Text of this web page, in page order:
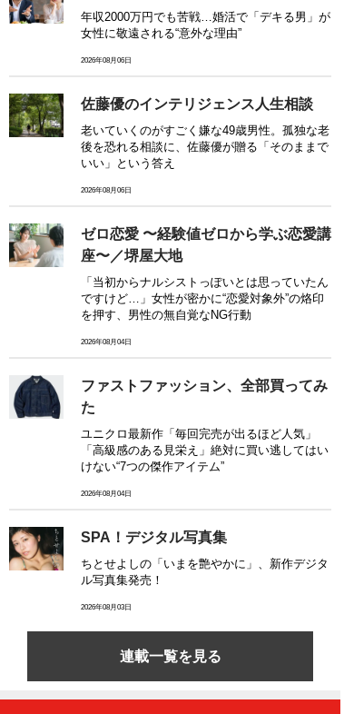
年収2000万円でも苦戦…婚活で「デキる男」が
女性に敬遠される“意外な理由”
2026年08月06日
佐藤優のインテリジェンス人生相談
老いていくのがすごく嫌な49歳男性。孤独な老
後を恐れる相談に、佐藤優が贈る「そのままで
いい」という答え
2026年08月06日
ゼロ恋愛 〜経験値ゼロから学ぶ恋愛講
座〜／堺屋大地
「当初からナルシストっぽいとは思っていたん
ですけど…」女性が密かに“恋愛対象外”の烙印
を押す、男性の無自覚なNG行動
2026年08月04日
ファストファッション、全部買ってみ
た
ユニクロ最新作「毎回完売が出るほど人気」
「高級感のある見栄え」絶対に買い逃してはい
けない“7つの傑作アイテム”
2026年08月04日
SPA！デジタル写真集
ちとせよしの「いまを艶やかに」、新作デジタ
ル写真集発売！
2026年08月03日
連載一覧を見る